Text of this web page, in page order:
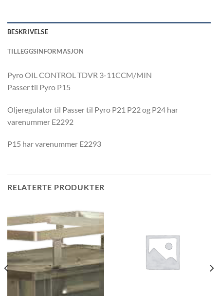
BESKRIVELSE
TILLEGGSINFORMASJON
Pyro OIL CONTROL TDVR 3-11CCM/MIN
Passer til Pyro P15
Oljeregulator til Passer til Pyro P21 P22 og P24 har
varenummer E2292
P15 har varenummer E2293
RELATERTE PRODUKTER